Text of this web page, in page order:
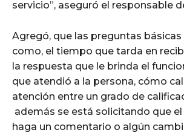
servicio”, aseguró el responsable
Agregó, que las preguntas básicas
como, el tiempo que tarda en
la respuesta que le brinda el
que atendió a la persona, cómo
atención entre un grado de
además se está solicitando que
haga un comentario o algún